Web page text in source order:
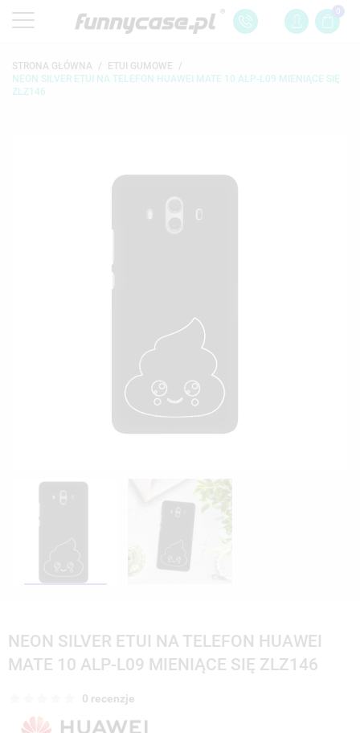
0
STRONA GŁÓWNA
ETUI GUMOWE
NEON SILVER ETUI NA TELEFON HUAWEI MATE 10 ALP-L09 MIENIĄCE SIĘ
ZLZ146
NEON SILVER ETUI NA TELEFON HUAWEI
MATE 10 ALP-L09 MIENIĄCE SIĘ ZLZ146
0 recenzje